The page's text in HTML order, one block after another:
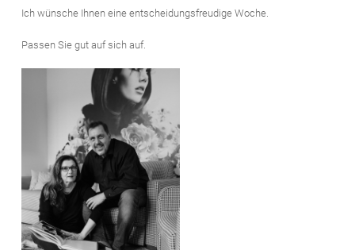
Ich wünsche Ihnen eine entscheidungsfreudige Woche.
Passen Sie gut auf sich auf.